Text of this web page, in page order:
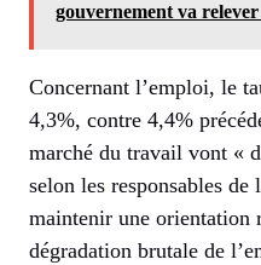
gouvernement va relever
Concernant l’emploi, le
4,3%, contre 4,4%
marché du travail vont «
selon les responsables
maintenir une orientation
dégradation brutale de